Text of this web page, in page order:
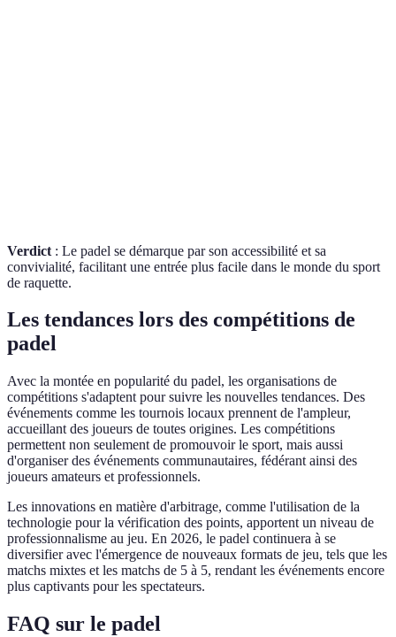
Verdict : Le padel se démarque par son accessibilité et sa
convivialité, facilitant une entrée plus facile dans le monde du sport
de raquette.
Les tendances lors des compétitions de
padel
Avec la montée en popularité du padel, les organisations de
compétitions s'adaptent pour suivre les nouvelles tendances. Des
événements comme les tournois locaux prennent de l'ampleur,
accueillant des joueurs de toutes origines. Les compétitions
permettent non seulement de promouvoir le sport, mais aussi
d'organiser des événements communautaires, fédérant ainsi des
joueurs amateurs et professionnels.
Les innovations en matière d'arbitrage, comme l'utilisation de la
technologie pour la vérification des points, apportent un niveau de
professionnalisme au jeu. En 2026, le padel continuera à se
diversifier avec l'émergence de nouveaux formats de jeu, tels que les
matchs mixtes et les matchs de 5 à 5, rendant les événements encore
plus captivants pour les spectateurs.
FAQ sur le padel